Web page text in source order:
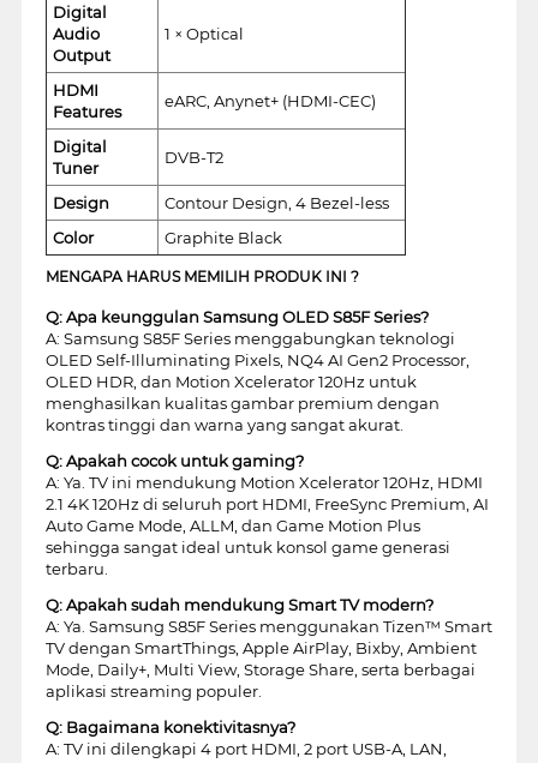
Digital
Audio
Output
1 × Optical
HDMI
Features
eARC, Anynet+ (HDMI-CEC)
Digital
Tuner
DVB-T2
Design
Contour Design, 4 Bezel-less
Color
Graphite Black
MENGAPA HARUS MEMILIH PRODUK INI ?
Q: Apa keunggulan Samsung OLED S85F Series?
A: Samsung S85F Series menggabungkan teknologi
OLED Self-Illuminating Pixels, NQ4 AI Gen2 Processor,
OLED HDR, dan Motion Xcelerator 120Hz untuk
menghasilkan kualitas gambar premium dengan
kontras tinggi dan warna yang sangat akurat.
Q: Apakah cocok untuk gaming?
A: Ya. TV ini mendukung Motion Xcelerator 120Hz, HDMI
2.1 4K 120Hz di seluruh port HDMI, FreeSync Premium, AI
Auto Game Mode, ALLM, dan Game Motion Plus
sehingga sangat ideal untuk konsol game generasi
terbaru.
Q: Apakah sudah mendukung Smart TV modern?
A: Ya. Samsung S85F Series menggunakan Tizen™ Smart
TV dengan SmartThings, Apple AirPlay, Bixby, Ambient
Mode, Daily+, Multi View, Storage Share, serta berbagai
aplikasi streaming populer.
Q: Bagaimana konektivitasnya?
A: TV ini dilengkapi 4 port HDMI, 2 port USB-A, LAN,